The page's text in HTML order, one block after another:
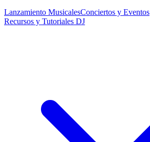
Lanzamiento MusicalesConciertos y Eventos
Recursos y Tutoriales DJ